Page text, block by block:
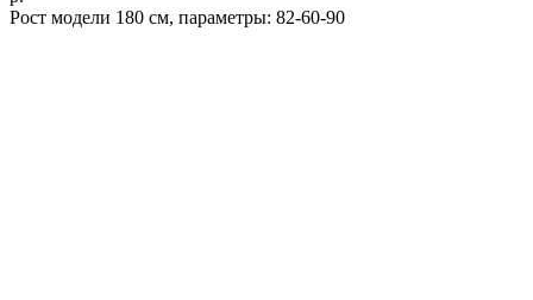
Рост модели 180 см, параметры: 82-60-90